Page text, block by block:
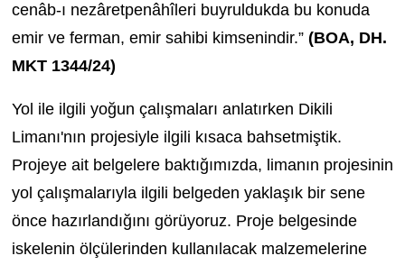
cenâb-ı nezâretpenâhîleri buyruldukda bu konuda
emir ve ferman, emir sahibi kimsenindir.” (BOA, DH.
MKT 1344/24)
Yol ile ilgili yoğun çalışmaları anlatırken Dikili
Limanı'nın projesiyle ilgili kısaca bahsetmiştik.
Projeye ait belgelere baktığımızda, limanın projesinin
yol çalışmalarıyla ilgili belgeden yaklaşık bir sene
önce hazırlandığını görüyoruz. Proje belgesinde
iskelenin ölçülerinden kullanılacak malzemelerine